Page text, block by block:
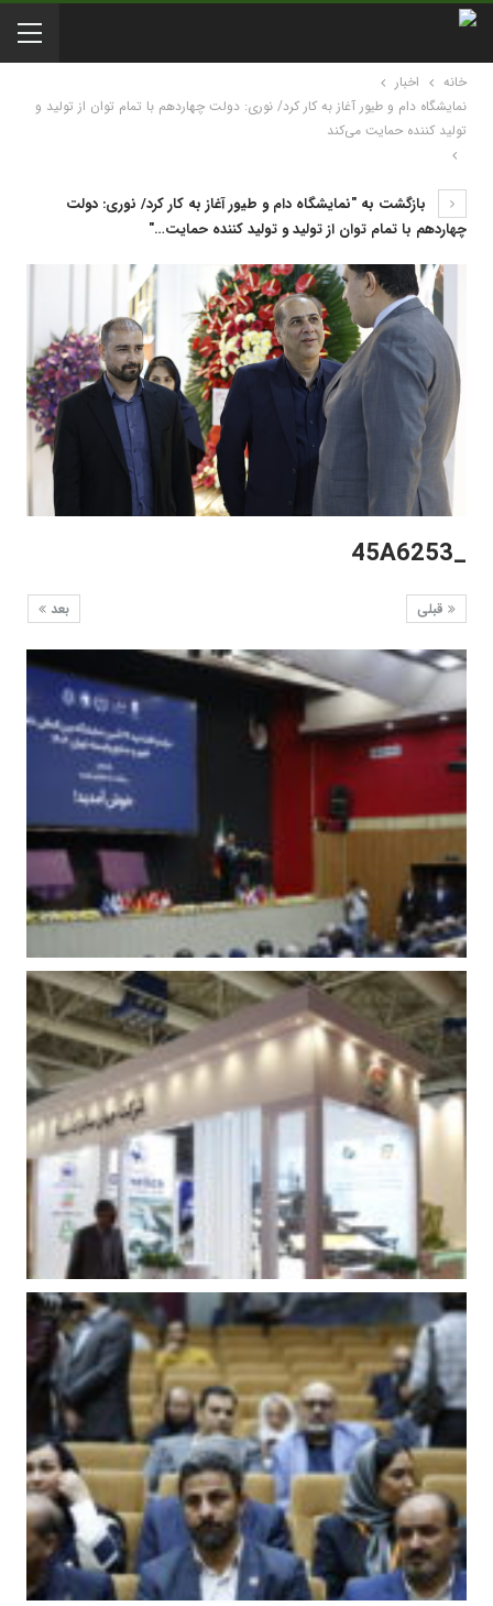
خانه
اخبار
نمایشگاه دام و طیور آغاز به کار کرد/ نوری: دولت چهاردهم با تمام توان از تولید و
تولید کننده حمایت می‌کند
بازگشت به "نمایشگاه دام و طیور آغاز به کار کرد/ نوری: دولت
چهاردهم با تمام توان از تولید و تولید کننده حمایت…"
_45A6253
بعد قبلی